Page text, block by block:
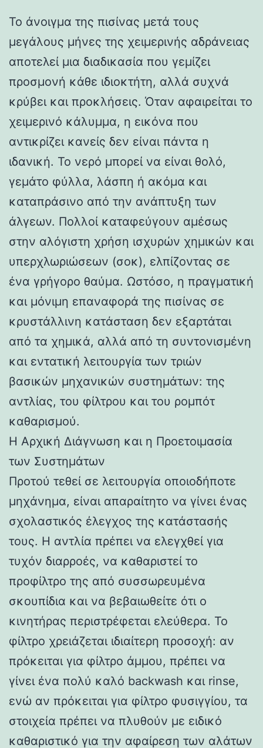
Το άνοιγμα της πισίνας μετά τους
μεγάλους μήνες της χειμερινής αδράνειας
αποτελεί μια διαδικασία που γεμίζει
προσμονή κάθε ιδιοκτήτη, αλλά συχνά
κρύβει και προκλήσεις. Όταν αφαιρείται το
χειμερινό κάλυμμα, η εικόνα που
αντικρίζει κανείς δεν είναι πάντα η
ιδανική. Το νερό μπορεί να είναι θολό,
γεμάτο φύλλα, λάσπη ή ακόμα και
καταπράσινο από την ανάπτυξη των
άλγεων. Πολλοί καταφεύγουν αμέσως
στην αλόγιστη χρήση ισχυρών χημικών και
υπερχλωριώσεων (σοκ), ελπίζοντας σε
ένα γρήγορο θαύμα. Ωστόσο, η πραγματική
και μόνιμη επαναφορά της πισίνας σε
κρυστάλλινη κατάσταση δεν εξαρτάται
από τα χημικά, αλλά από τη συντονισμένη
και εντατική λειτουργία των τριών
βασικών μηχανικών συστημάτων: της
αντλίας, του φίλτρου και του ρομπότ
καθαρισμού.
Η Αρχική Διάγνωση και η Προετοιμασία
των Συστημάτων
Προτού τεθεί σε λειτουργία οποιοδήποτε
μηχάνημα, είναι απαραίτητο να γίνει ένας
σχολαστικός έλεγχος της κατάστασής
τους. Η αντλία πρέπει να ελεγχθεί για
τυχόν διαρροές, να καθαριστεί το
προφίλτρο της από συσσωρευμένα
σκουπίδια και να βεβαιωθείτε ότι ο
κινητήρας περιστρέφεται ελεύθερα. Το
φίλτρο χρειάζεται ιδιαίτερη προσοχή: αν
πρόκειται για φίλτρο άμμου, πρέπει να
γίνει ένα πολύ καλό backwash και rinse,
ενώ αν πρόκειται για φίλτρο φυσιγγίου, τα
στοιχεία πρέπει να πλυθούν με ειδικό
καθαριστικό για την αφαίρεση των αλάτων